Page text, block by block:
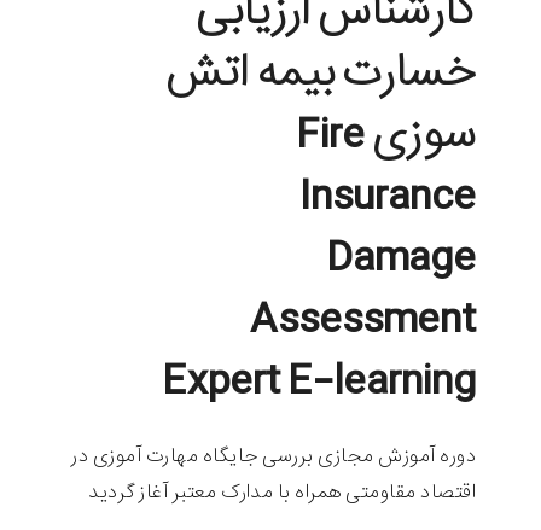
خسارت بیمه اتش
سوزی Fire
Insurance
Damage
Assessment
Expert E-learning
دوره آموزش مجازی بررسی جایگاه مهارت آموزی در
اقتصاد مقاومتی همراه با مدارک معتبر آغاز گردید